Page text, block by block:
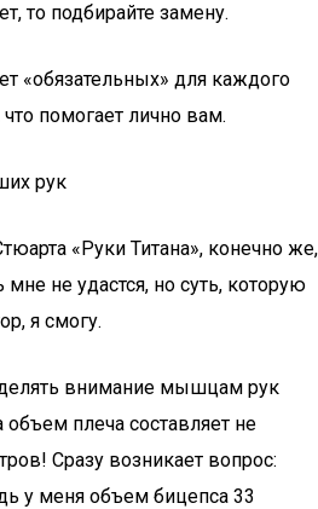
то подбирайте замену.
«обязательных» для каждого
помогает лично вам.
рук
«Руки Титана», конечно же,
не удастся, но суть, которую
я смогу.
внимание мышцам рук
плеча составляет не
Сразу возникает вопрос:
у меня объем бицепса 33